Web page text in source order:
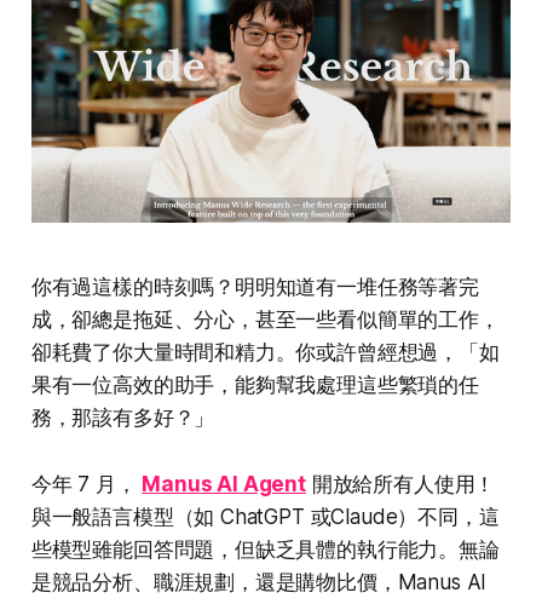
你有過這樣的時刻嗎？明明知道有一堆任務等著完
成，卻總是拖延、分心，甚至一些看似簡單的工作，
卻耗費了你大量時間和精力。你或許曾經想過，「如
果有一位高效的助手，能夠幫我處理這些繁瑣的任
務，那該有多好？」
今年 7 月， Manus AI Agent開放給所有人使用！
與一般語言模型（如 ChatGPT 或Claude）不同，這
些模型雖能回答問題，但缺乏具體的執行能力。無論
是競品分析、職涯規劃，還是購物比價，Manus AI